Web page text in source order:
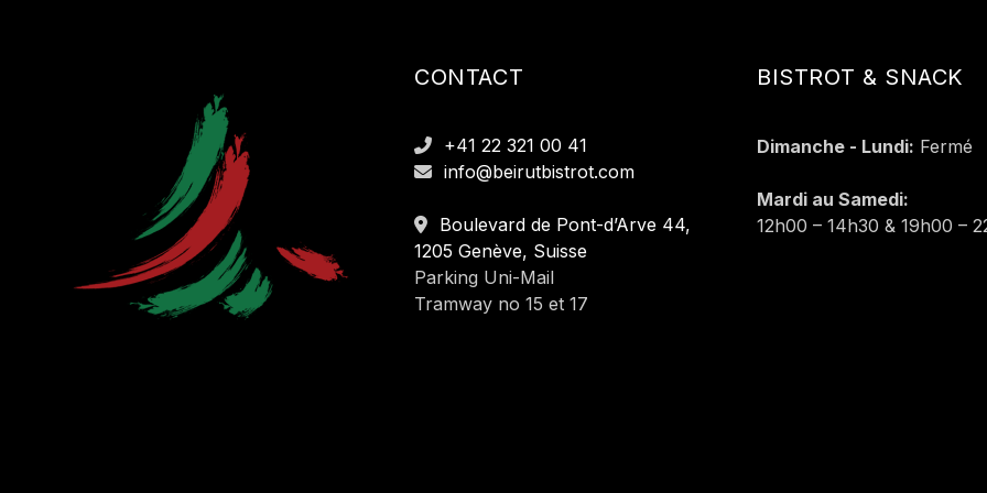
CONTACT
+41 22 321 00 41
info@beirutbistrot.com
Boulevard de Pont-d’Arve 44,
1205 Genève, Suisse
Parking Uni-Mail
Tramway no 15 et 17
BISTROT & SNACK
Dimanche - Lundi: Fermé
Mardi au Samedi:
12h00 – 14h30 & 19h00 –